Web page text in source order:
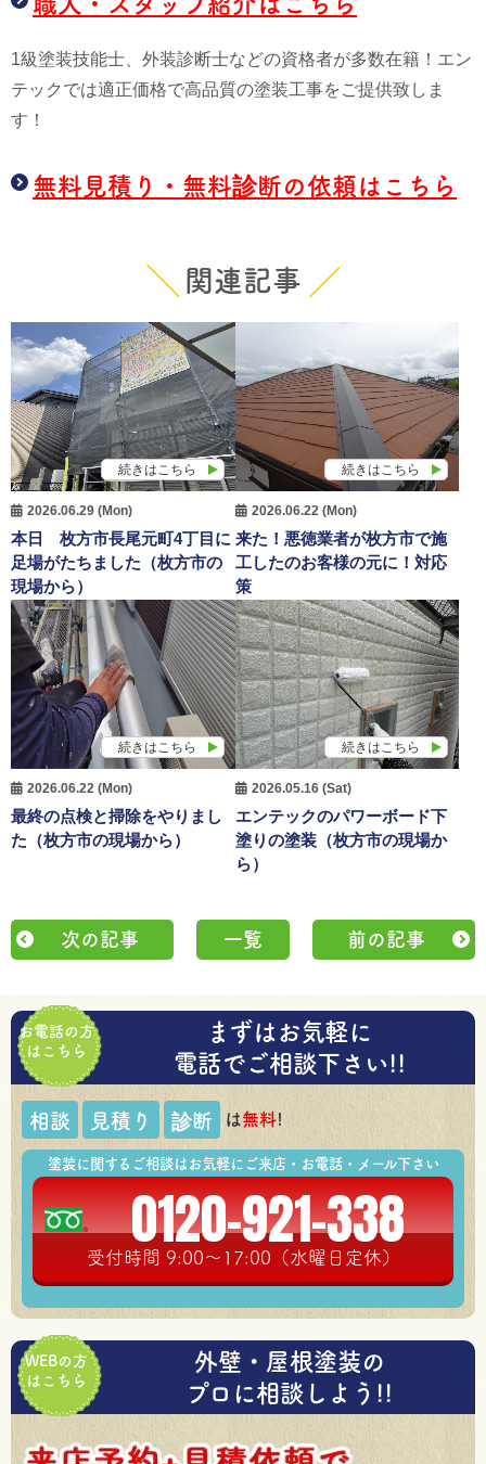
1級塗装技能士、外装診断士などの資格者が多数在籍！エン
テックでは適正価格で高品質の塗装工事をご提供致しま
す！
無料見積り・無料診断の依頼はこちら
関連記事
続きはこちら
2026.06.29 (Mon)
本日 枚方市長尾元町4丁目に
足場がたちました（枚方市の
現場から）
続きはこちら
2026.06.22 (Mon)
来た！悪徳業者が枚方市で施
工したのお客様の元に！対応
策
続きはこちら
2026.06.22 (Mon)
最終の点検と掃除をやりまし
た（枚方市の現場から）
続きはこちら
2026.05.16 (Sat)
エンテックのパワーボード下
塗りの塗装（枚方市の現場か
ら）
次の記事 一覧 前の記事
お電話の方
はこちら
まずはお気軽に
電話でご相談下さい!!
相談 見積り 診断 は無料!
塗装に関するご相談はお気軽にご来店・お電話・メール下さい
0120-921-338
受付時間 9:00～17:00（水曜日定休）
WEBの方
はこちら
外壁・屋根塗装の
プロに相談しよう!!